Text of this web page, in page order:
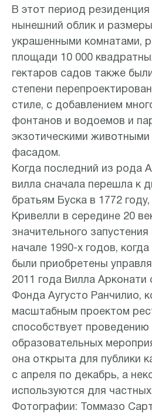
В этот период
нынешний облик и
украшенными комнатами,
площади 10 000
гектаров садов также
степени
стиле, с добавлением
фонтанов и водоемов и
экзотическими
фасадом.
Когда последний из рода
вилла сначала перешла к
братьям Буска в 1772
Кривелли в середине 20
значительного
начале 1990-х годов,
были приобретены
2011 года Вилла
Фонда Аугусто Ранчилио,
масштабным проектом
способствует проведению
образовательных
она открыта для публики
с апреля по декабрь, а
используются для
Фотографии: Томмазо